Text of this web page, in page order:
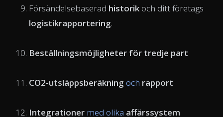
Försändelsebaserad historik och ditt företags
logistikrapportering.
Beställningsmöjligheter för tredje part
CO2-utsläppsberäkning och rapport
Integrationer med olika affärssystem